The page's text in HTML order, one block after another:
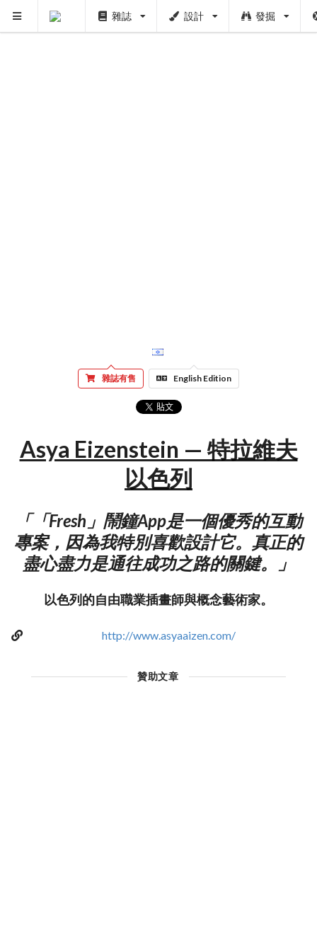
雜誌 設計 發掘
雜誌有售 English Edition
Asya Eizenstein — 特拉維夫
以色列
「「Fresh」鬧鐘App是一個優秀的互動
專案，因為我特別喜歡設計它。真正的
盡心盡力是通往成功之路的關鍵。」
以色列的自由職業插畫師與概念藝術家。
http://www.asyaaizen.com/
贊助文章